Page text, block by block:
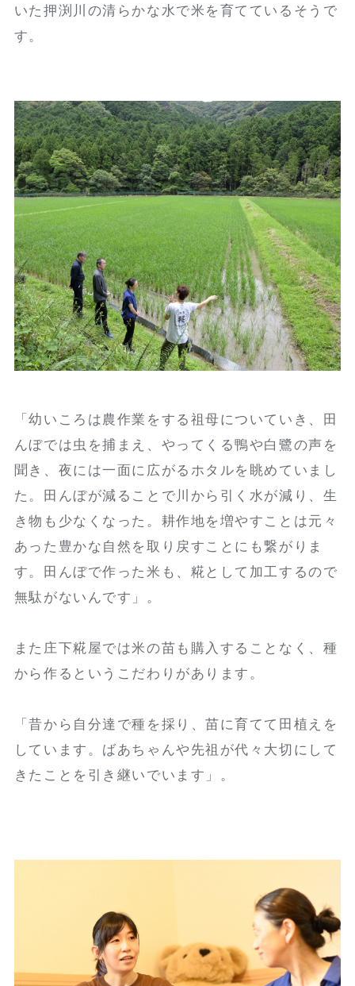
いた押渕川の清らかな水で米を育てているそうで
す。
「幼いころは農作業をする祖母についていき、田
んぼでは虫を捕まえ、やってくる鴨や白鷺の声を
聞き、夜には一面に広がるホタルを眺めていまし
た。田んぼが減ることで川から引く水が減り、生
き物も少なくなった。耕作地を増やすことは元々
あった豊かな自然を取り戻すことにも繋がりま
す。田んぼで作った米も、糀として加工するので
無駄がないんです」。
また庄下糀屋では米の苗も購入することなく、種
から作るというこだわりがあります。
「昔から自分達で種を採り、苗に育てて田植えを
しています。ばあちゃんや先祖が代々大切にして
きたことを引き継いでいます」。